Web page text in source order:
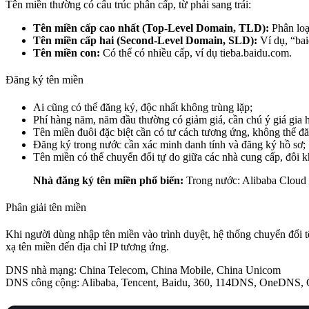
Tên miền thường có cấu trúc phân cấp, từ phải sang trái:
Tên miền cấp cao nhất (Top-Level Domain, TLD): Phân
Tên miền cấp hai (Second-Level Domain, SLD): Ví dụ,
Tên miền con: Có thể có nhiều cấp, ví dụ tieba.baidu.com.
Đăng ký tên miền
Ai cũng có thể đăng ký, độc nhất không trùng lặp;
Phí hàng năm, năm đầu thường có giảm giá, cần chú ý giá gia
Tên miền đuôi đặc biệt cần có tư cách tương ứng, không thể
Đăng ký trong nước cần xác minh danh tính và đăng ký hồ sơ;
Tên miền có thể chuyển đổi tự do giữa các nhà cung cấp, đôi
Nhà đăng ký tên miền phổ biến: Trong nước: Alibaba
Phân giải tên miền
Khi người dùng nhập tên miền vào trình duyệt, hệ thống chuyển
xạ tên miền đến địa chỉ IP tương ứng.
DNS nhà mạng: China Telecom, China Mobile, China Unicom
DNS công cộng: Alibaba, Tencent, Baidu, 360, 114DNS,